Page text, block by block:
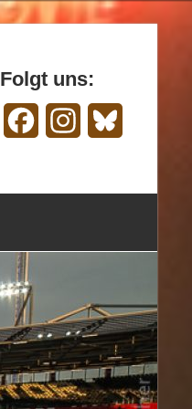
Folgt uns:
FacebookInstagram